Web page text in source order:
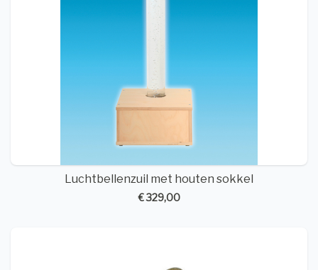
Luchtbellenzuil met houten sokkel
€ 329,00